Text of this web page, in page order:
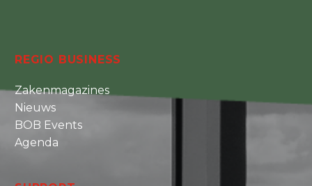
REGIO BUSINESS
Zakenmagazines
Nieuws
BOB Events
Agenda